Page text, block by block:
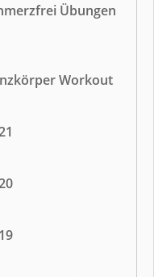
Übungen
Workout